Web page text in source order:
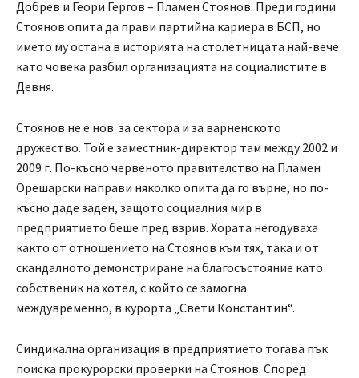
Добрев и Геори Гергов – Пламен Стоянов. Преди години
Стоянов опита да прави партийна кариера в БСП, но
името му остана в историята на столетницата най-вече
като човека разбил организацията на социалистите в
Девня.
Стоянов не е нов за сектора и за варненското
дружество. Той е заместник-директор там между 2002 и
2009 г. По-късно червеното правителство на Пламен
Орешарски направи няколко опита да го върне, но по-
късно даде заден, защото социалния мир в
предприятието беше пред взрив. Хората негодуваха
както от отношението на Стоянов към тях, така и от
скандалното демонстриране на благосъстояние като
собственик на хотел, с който се замогна
междувременно, в курорта „Свети Константин“.
Синдикална организация в предприятието тогава пък
поиска прокурорски проверки на Стоянов. Според